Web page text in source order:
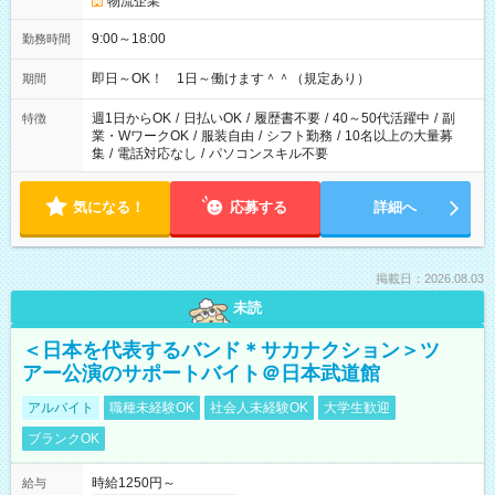
勤務時間 9:00～18:00
期間 即日～OK！ 1日～働けます＾＾（規定あり）
特徴 週1日からOK / 日払いOK / 履歴書不要 / 40～50代活躍中 / 副
業・WワークOK / 服装自由 / シフト勤務 / 10名以上の大量募
集 / 電話対応なし / パソコンスキル不要
気になる！ 応募する 詳細へ
掲載日：2026.08.03
未読
＜日本を代表するバンド＊サカナクション＞ツ
アー公演のサポートバイト＠日本武道館
アルバイト 職種未経験OK 社会人未経験OK
大学生歓迎
ブランクOK
給与
時給1250円～